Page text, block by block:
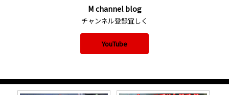
M channel blog
チャンネル登録宜しく
YouTube